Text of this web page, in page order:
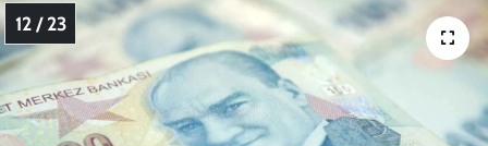
12 / 23